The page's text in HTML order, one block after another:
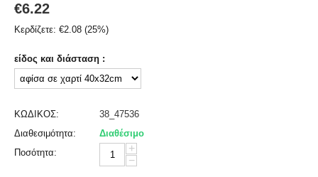
€6.22
Κερδίζετε: €2.08 (25%)
είδος και διάσταση :
ΚΩΔΙΚΟΣ:
38_47536
Διαθεσιμότητα:
Διαθέσιμο
Ποσότητα:
+
−